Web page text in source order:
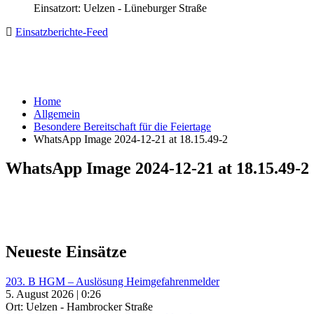
Einsatzort: Uelzen - Lüneburger Straße
Einsatzberichte-Feed
Home
Allgemein
Besondere Bereitschaft für die Feiertage
WhatsApp Image 2024-12-21 at 18.15.49-2
WhatsApp Image 2024-12-21 at 18.15.49-2
Neueste Einsätze
203. B HGM – Auslösung Heimgefahrenmelder
5. August 2026 | 0:26
Ort: Uelzen - Hambrocker Straße